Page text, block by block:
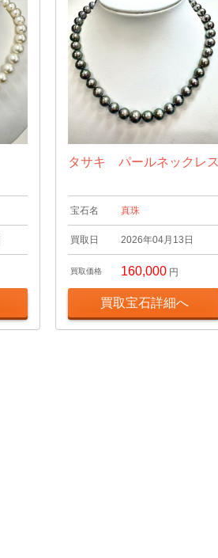
タサキ パールネックレス
宝石名 真珠
買取日 2026年04月13日
買取価格 160,000 円
買取宝石詳細へ